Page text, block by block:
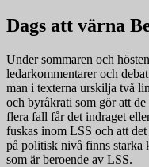
Dags att värna
Under sommaren och
ledarkommentarer och
man i texterna urskilja två
och byråkrati som gör att
flera fall får det indraget
fuskas inom LSS och att
på politisk nivå finns
som är beroende av LSS.